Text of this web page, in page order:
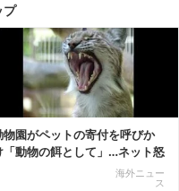
プ
物園がペットの寄付を呼びか
「動物の餌として」…ネット怒
海外ニュー
ス